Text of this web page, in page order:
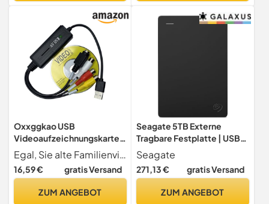
Oxxggkao USB
Videoaufzeichnungskarte,
Digitale USB 2.0-
Aufnahmeaufzeichnungsge
rät, Grabber für PC, Laptop,
Digitalisierungsgerät
Egal, Sie alte Familienvideos für ein digitales Sammelalbum konvertieren oder Gameplay Aufnahmen hochladen, diese Captures Karte perfekt, um die Lücken zwischen analoger und digitaler Welt zu schließen
16,59 € gratis Versand
ZUM ANGEBOT
Seagate 5TB Externe
Tragbare Festplatte | USB
3.0 (STGX5000400)
Seagate
271,13 € gratis Versand
ZUM ANGEBOT